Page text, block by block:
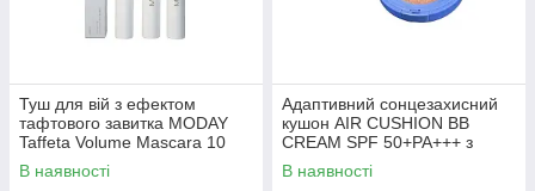
Туш для вій з ефектом
тафтового завитка MODAY
Taffeta Volume Mascara 10
грам
В наявності
Адаптивний сонцезахисний
кушон AIR CUSHION BB
CREAM SPF 50+PA+++ з
ніацинамідом та пантенолом
15 грам
В наявності